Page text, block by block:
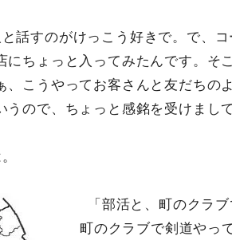
と話すのがけっこう好きで。で、
にちょっと入ってみたんです。そ
、こうやってお客さんと友だちの
うので、ちょっと感銘を受けまして
「部活と、町のクラ
町のクラブで剣道やっ